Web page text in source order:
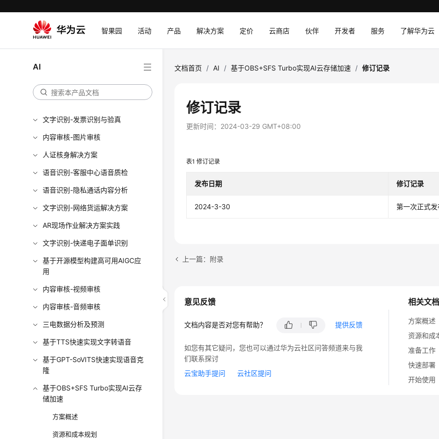
智果园 活动 产品 解决方案 定价 云商店 伙伴 开发者 服务 了解华为云
AI
文字识别-发票识别与验真
内容审核-图片审核
人证核身解决方案
语音识别-客服中心语音质检
语音识别-隐私通话内容分析
文字识别-网络货运解决方案
AR现场作业解决方案实践
文字识别-快递电子面单识别
基于开源模型构建高可用AIGC应
用
内容审核-视频审核
内容审核-音频审核
三电数据分析及预测
基于TTS快速实现文字转语音
基于GPT-SoVITS快速实现语音克
隆
基于OBS+SFS Turbo实现AI云存
储加速
方案概述
资源和成本规划
文档首页 / AI / 基于OBS+SFS Turbo实现AI云存储加速 / 修订记录
修订记录
更新时间： 2024-03-29 GMT+08:00
表1修订记录
发布日期 修订记录
2024-3-30 第一次正式发
上一篇：附录
相关文档
方案概述
资源和成
准备工作
快速部署
开始使用
意见反馈
文档内容是否对您有帮助？ 提供反馈
如您有其它疑问，您也可以通过华为云社区问答频道来与我
们联系探讨
云宝助手提问
云社区提问